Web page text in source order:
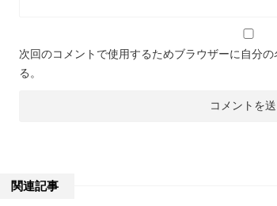
次回のコメントで使用するためブラウザーに自分
る。
関連記事